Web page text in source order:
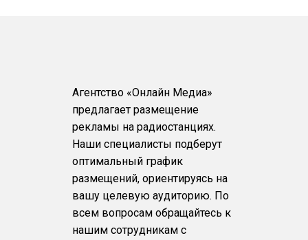
Агентство «Онлайн Медиа»
предлагает размещение
рекламы на радиостанциях.
Наши специалисты подберут
оптимальный график
размещений, ориентируясь на
вашу целевую аудиторию. По
всем вопросам обращайтесь к
нашим сотрудникам с